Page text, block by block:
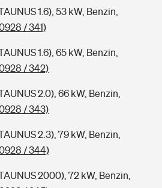
Sicherheit für deine Kids
1.6), 53 kW, Benzin,
/ 341)
1.6), 65 kW, Benzin,
/ 342)
2.0), 66 kW, Benzin,
/ 343)
2.3), 79 kW, Benzin,
/ 344)
2000), 72 kW, Benzin,